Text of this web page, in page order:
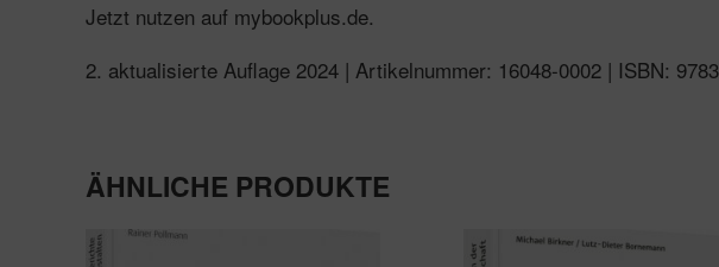
Jetzt nutzen auf mybookplus.de.
2. aktualisierte Auflage 2024 | Artikelnummer: 16048-0002 | ISBN:
ÄHNLICHE PRODUKTE